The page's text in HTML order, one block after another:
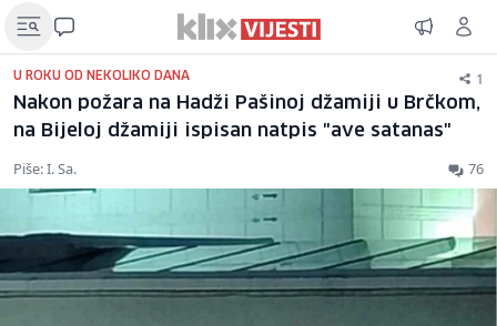
U ROKU OD NEKOLIKO DANA 1
Nakon požara na Hadži Pašinoj džamiji u Brčkom,
na Bijeloj džamiji ispisan natpis "ave satanas"
Piše: I. Sa. 76